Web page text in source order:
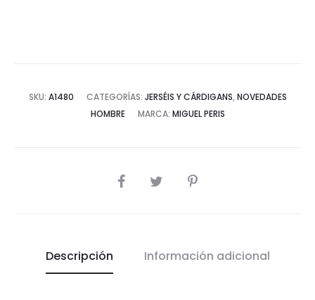
SKU: A1480 CATEGORÍAS: JERSÉIS Y CÁRDIGANS, NOVEDADES
HOMBRE
MARCA: MIGUEL PERIS
COMPARTIR
Descripción Información adicional